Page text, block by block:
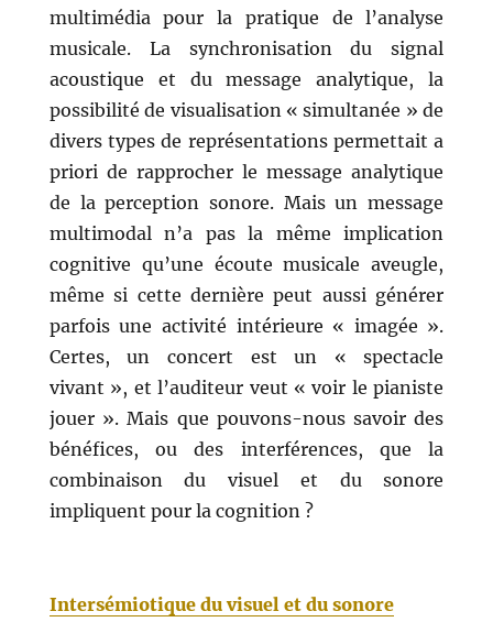
multimédia pour la pratique de l’analyse
musicale. La synchronisation du signal
acoustique et du message analytique, la
possibilité de visualisation « simultanée » de
divers types de représentations permettait a
priori de rapprocher le message analytique
de la perception sonore. Mais un message
multimodal n’a pas la même implication
cognitive qu’une écoute musicale aveugle,
même si cette dernière peut aussi générer
parfois une activité intérieure « imagée ».
Certes, un concert est un « spectacle
vivant », et l’auditeur veut « voir le pianiste
jouer ». Mais que pouvons-nous savoir des
bénéfices, ou des interférences, que la
combinaison du visuel et du sonore
impliquent pour la cognition ?
Intersémiotique du visuel et du sonore